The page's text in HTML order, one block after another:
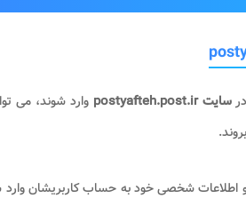
سایتpostyafteh.post.ir وارد شوند، می
اطلاعات شخصی خود به حساب کاربریشان